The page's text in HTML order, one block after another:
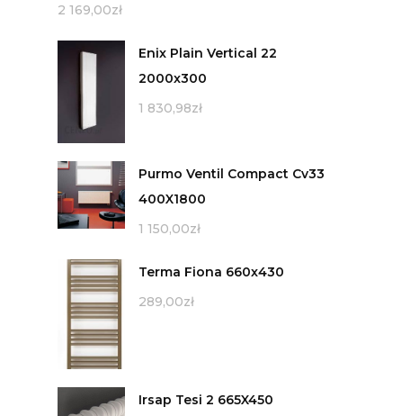
2 169,00zł
Enix Plain Vertical 22
2000x300
1 830,98zł
Purmo Ventil Compact Cv33
400X1800
1 150,00zł
Terma Fiona 660x430
289,00zł
Irsap Tesi 2 665X450